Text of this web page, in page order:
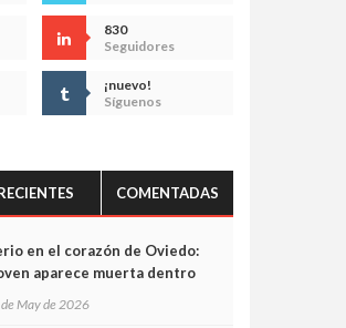
830
Seguidores
¡nuevo!
Síguenos
COMENTADAS
en el corazón de Oviedo:
aparece muerta dentro
captan sus últimos
May de 2026